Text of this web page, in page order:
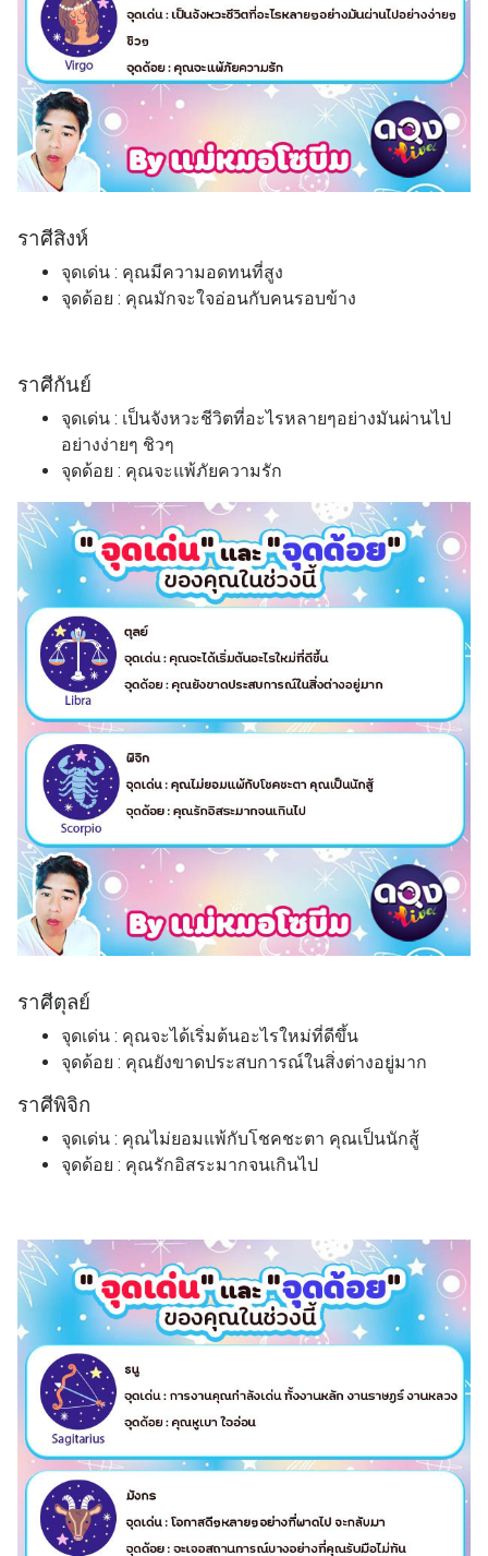
ราศีสิงห์
จุดเด่น : คุณมีความอดทนที่สูง
จุดด้อย : คุณมักจะใจอ่อนกับคนรอบข้าง
ราศีกันย์
จุดเด่น : เป็นจังหวะชีวิตที่อะไรหลายๆอย่างมันผ่านไป
อย่างง่ายๆ ชิวๆ
จุดด้อย : คุณจะแพ้ภัยความรัก
ราศีตุลย์
จุดเด่น : คุณจะได้เริ่มต้นอะไรใหม่ที่ดีขึ้น
จุดด้อย : คุณยังขาดประสบการณ์ในสิ่งต่างอยู่มาก
ราศีพิจิก
จุดเด่น : คุณไม่ยอมแพ้กับโชคชะตา คุณเป็นนักสู้
จุดด้อย : คุณรักอิสระมากจนเกินไป